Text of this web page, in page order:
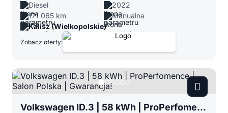
Diesel
2022
171 065 km
Manualna
Kalisz (Wielkopolskie)
Zobacz oferty:
Volkswagen ID.3 | 58 kWh | ProPerfomence | Salon Polska | Gwarancja!